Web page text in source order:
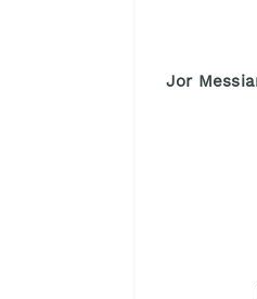
Jor